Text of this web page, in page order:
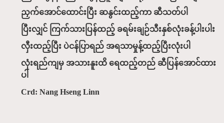
ညှက်အောင်ထောင်းပြီး ဆနွင်းထည့်ကာ ဆီသတ်ပါ
ပြီးလျှင် ကြက်သားပြန်ထည့် ခရမ်းချဉ်သီးနှစ်လုံးခန့်ပါးပါး
လှီးထည့်ပြီး ပဲငန်ပြာရည် အရသာမှုန့်ထည့်ပြီးလုံးပါ
လုံးရည်ကျမှ အသားနူးထိ ရေထည့်တည် ဆီပြန်အောင်ထား
ပါ
Crd: Nang Hseng Linn